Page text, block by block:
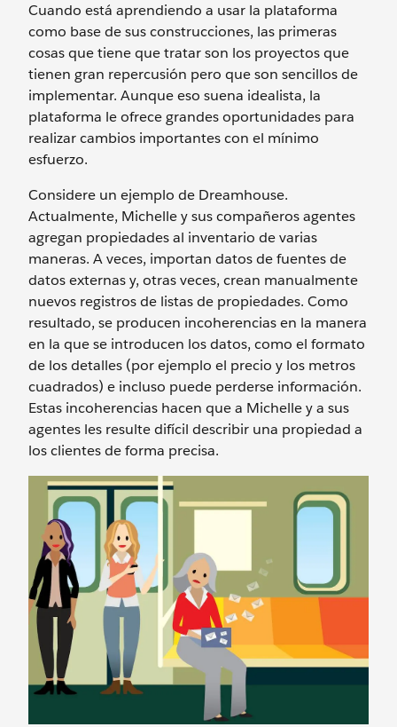
Cuando está aprendiendo a usar la plataforma
como base de sus construcciones, las primeras
cosas que tiene que tratar son los proyectos que
tienen gran repercusión pero que son sencillos de
implementar. Aunque eso suena idealista, la
plataforma le ofrece grandes oportunidades para
realizar cambios importantes con el mínimo
esfuerzo.
Considere un ejemplo de Dreamhouse.
Actualmente, Michelle y sus compañeros agentes
agregan propiedades al inventario de varias
maneras. A veces, importan datos de fuentes de
datos externas y, otras veces, crean manualmente
nuevos registros de listas de propiedades. Como
resultado, se producen incoherencias en la manera
en la que se introducen los datos, como el formato
de los detalles (por ejemplo el precio y los metros
cuadrados) e incluso puede perderse información.
Estas incoherencias hacen que a Michelle y a sus
agentes les resulte difícil describir una propiedad a
los clientes de forma precisa.